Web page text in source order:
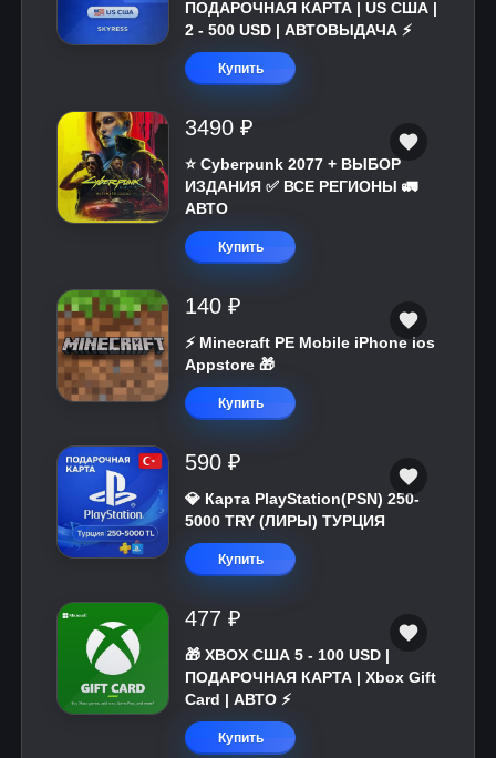
ПОДАРОЧНАЯ КАРТА | US США |
2 - 500 USD | АВТОВЫДАЧА ⚡️
Купить
3490 ₽
⭐ Cyberpunk 2077 + ВЫБОР
ИЗДАНИЯ ✅ ВСЕ РЕГИОНЫ 🚛
АВТО
Купить
140 ₽
⚡️ Minecraft PE Mobile iPhone ios
Appstore 🎁
Купить
590 ₽
💎 Карта PlayStation(PSN) 250-
5000 TRY (ЛИРЫ) ТУРЦИЯ
Купить
477 ₽
🎁 XBOX США 5 - 100 USD |
ПОДАРОЧНАЯ КАРТА | Xbox Gift
Card | АВТО ⚡
Купить